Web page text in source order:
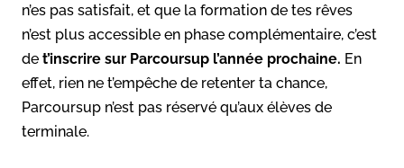
n’es pas satisfait, et que la formation de tes rêves
n’est plus accessible en phase complémentaire, c’est
de t’inscrire sur Parcoursup l’année prochaine. En
effet, rien ne t’empêche de retenter ta chance,
Parcoursup n’est pas réservé qu’aux élèves de
terminale.